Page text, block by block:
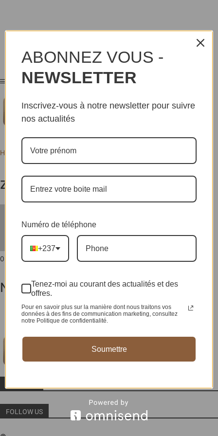
Home Authors Posts by zeldamilton4959
zeldamilton4959
0 POSTS 0 COMMENTS
No posts to display
FOLLOW US
ABONNEZ VOUS -
NEWSLETTER
Inscrivez-vous à notre newsletter pour suivre
nos actualités
Numéro de téléphone
+237
Tenez-moi au courant des actualités et des
offres.
Pour en savoir plus sur la manière dont nous traitons vos
données à des fins de communication marketing, consultez
notre Politique de confidentialité.
Soumettre